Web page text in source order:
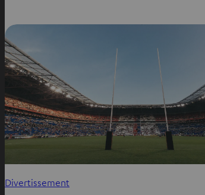
Divertissement